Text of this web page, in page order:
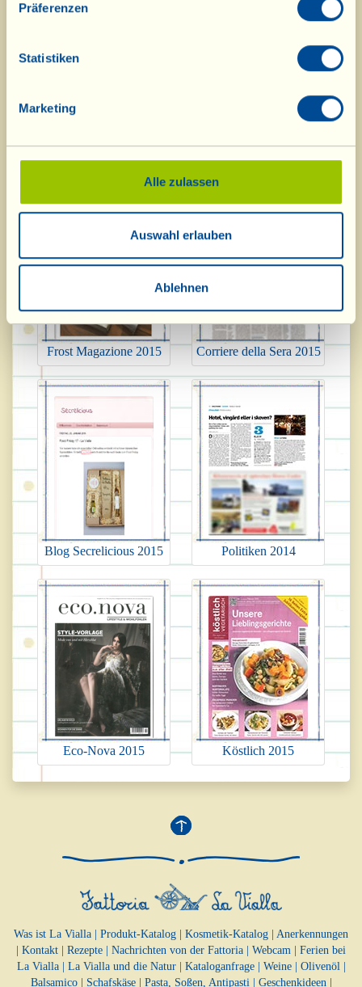
Präferenzen
Statistiken
Marketing
Alle zulassen
Auswahl erlauben
Ablehnen
Frost Magazione 2015 Corriere della Sera 2015
Blog Secrelicious 2015 Politiken 2014
Eco-Nova 2015 Köstlich 2015
Was ist La Vialla Produkt-Katalog Kosmetik-Katalog
Anerkennungen
Kontakt Rezepte Nachrichten von der Fattoria Webcam
Ferien bei
La Vialla| La Vialla und die Natur| Kataloganfrage| Weine| Olivenöl
Balsamico| Schafskäse| Pasta, Soßen, Antipasti Geschenkideen